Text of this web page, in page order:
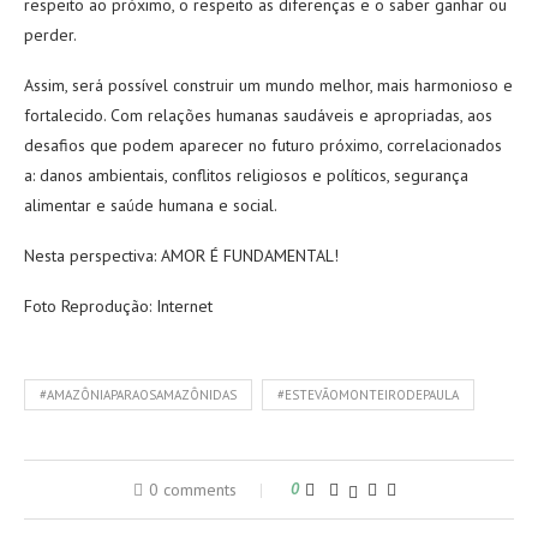
respeito ao próximo, o respeito as diferenças e o saber ganhar ou
perder.
Assim, será possível construir um mundo melhor, mais harmonioso e
fortalecido. Com relações humanas saudáveis e apropriadas, aos
desafios que podem aparecer no futuro próximo, correlacionados
a: danos ambientais, conflitos religiosos e políticos, segurança
alimentar e saúde humana e social.
Nesta perspectiva: AMOR É FUNDAMENTAL!
Foto Reprodução: Internet
#AMAZÔNIAPARAOSAMAZÔNIDAS #ESTEVÃOMONTEIRODEPAULA
0 comments 0